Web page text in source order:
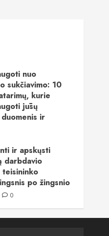
nuo
sukčiavimo: 10
kurie
jūsų
ir
ir apskųsti
darbdavio
teisininko
po žingsnio
0